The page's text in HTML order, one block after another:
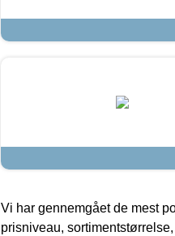
Vi har gennemgået de mest
prisniveau,